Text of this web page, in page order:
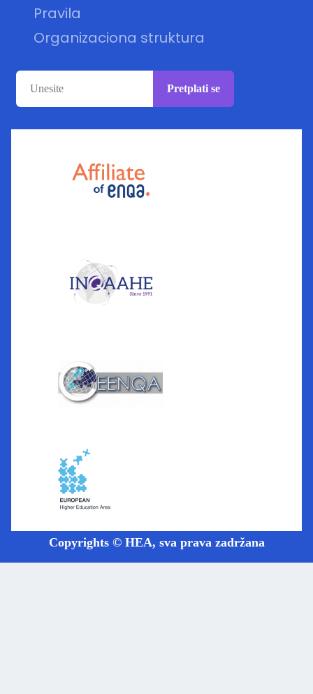
Pravila
Organizaciona struktura
Pretplati se
Copyrights © HEA, sva prava zadržana